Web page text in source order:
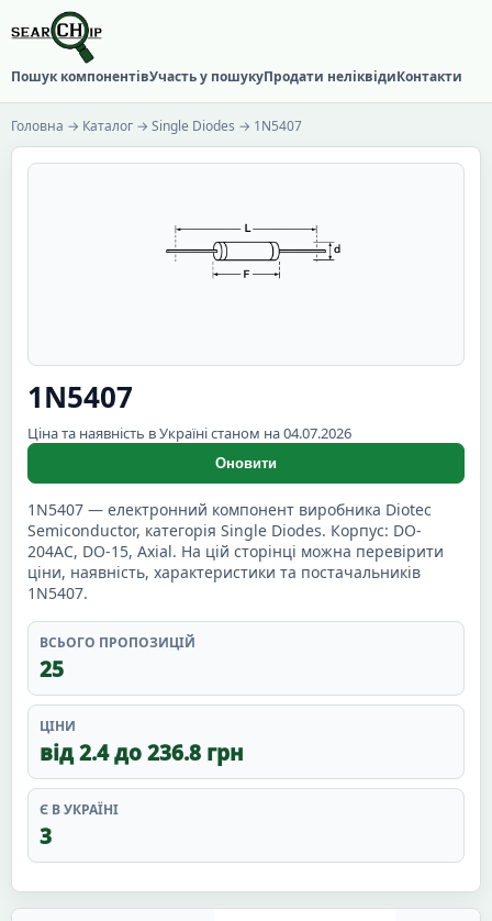
Пошук компонентівУчасть у пошукуПродати неліквідиКонтакти
Головна → Каталог → Single Diodes → 1N5407
1N5407
Ціна та наявність в Україні станом на 04.07.2026
Оновити
1N5407 — електронний компонент виробника Diotec
Semiconductor, категорія Single Diodes. Корпус: DO-
204AC, DO-15, Axial. На цій сторінці можна перевірити
ціни, наявність, характеристики та постачальників
1N5407.
ВСЬОГО ПРОПОЗИЦІЙ
25
ЦІНИ
від 2.4 до 236.8 грн
Є В УКРАЇНІ
3